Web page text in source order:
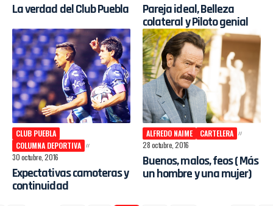
La verdad del Club Puebla
Pareja ideal, Belleza
colateral y Piloto genial
CLUB PUEBLA
COLUMNA DEPORTIVA
30 octubre, 2016
Expectativas camoteras y
continuidad
ALFREDO NAIME
CARTELERA
28 octubre, 2016
Buenos, malos, feos ( Más
un hombre y una mujer)